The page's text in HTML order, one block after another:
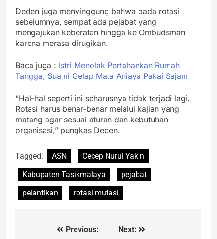
Deden juga menyinggung bahwa pada rotasi
sebelumnya, sempat ada pejabat yang
mengajukan keberatan hingga ke Ombudsman
karena merasa dirugikan.
Baca juga : Istri Menolak Pertahankan Rumah
Tangga, Suami Gelap Mata Aniaya Pakai Sajam
“Hal-hal seperti ini seharusnya tidak terjadi lagi.
Rotasi harus benar-benar melalui kajian yang
matang agar sesuai aturan dan kebutuhan
organisasi,” pungkas Deden.
Tagged: ASN
Cecep Nurul Yakin
Kabupaten Tasikmalaya
pejabat
pelantikan
rotasi mutasi
Previous:
Next: